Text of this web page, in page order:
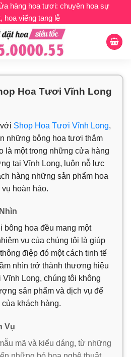
hàng hoa tươi: chuyên hoa sự
hoa viếng tang lễ
Hoa Tươi Vĩnh Long
Shop Hoa Tươi Vĩnh Long,
những bông hoa tươi thắm
là một trong những cửa hàng
tại Vĩnh Long, luôn nỗ lực
hàng những sản phẩm hoa
hoàn hảo.
bông hoa đều mang một
vụ của chúng tôi là giúp
điệp đó một cách tinh tế
nhìn trở thành thương hiệu
Long, chúng tôi không
sản phẩm và dịch vụ để
khách hàng.
Vụ
mã và kiểu dáng, từ những